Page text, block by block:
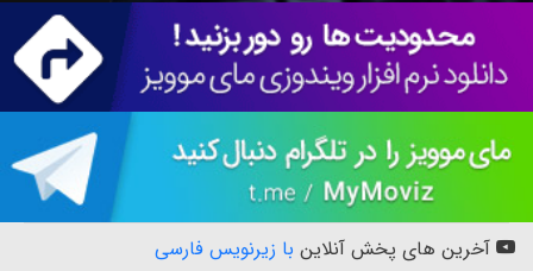
آخرین های پخش آنلاین با زیرنویس فارسی